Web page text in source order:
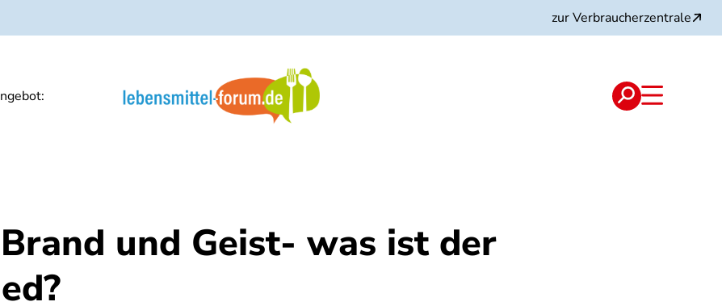
zur Verbraucherzentrale
und Geist- was ist der